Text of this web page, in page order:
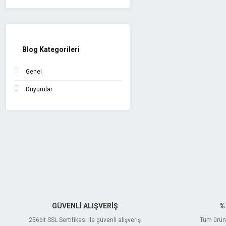
Blog Kategorileri
Genel
Duyurular
GÜVENLİ ALIŞVERİŞ
256bit SSL Sertifikası ile güvenli alışveriş Tüm